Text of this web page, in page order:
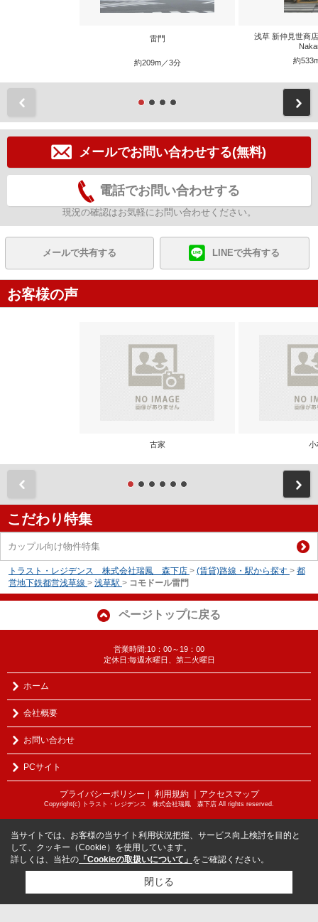
雷門
約209m／3分
浅草 新仲見世商
約
メールでお問い合わせする(無料)
電話でお問い合わせする
現況の確認はお気軽にお問い合わせください。
メールで共有する LINEで共有する
お客様の声
古家 小
こだわり特集
カップル向け物件特集
トラスト・レジデンス 株式会社瑞鳳 森下店 > (賃貸)路線・駅から探す > 都
営地下鉄都営浅草線 > 浅草駅 > コモドール雷門
ページトップに戻る
営業時間:10：00～19：00
定休日:毎週水曜日、第二火曜日
ホーム
会社概要
お問い合わせ
PCサイト
プライバシーポリシー 利用規約 ｜アクセスマップ
Copyright(c) トラスト・レジデンス 株式会社瑞鳳 森下店 All rights reserved.
当サイトでは、お客様の当サイト利用状況把握、サービス向上検討を目的と
して、クッキー（Cookie）を使用しています。
詳しくは、当社の 「Cookieの取扱いについて」 をご確認ください。
閉じる